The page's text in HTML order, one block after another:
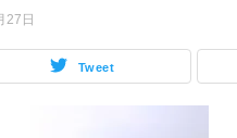
27日
Tweet